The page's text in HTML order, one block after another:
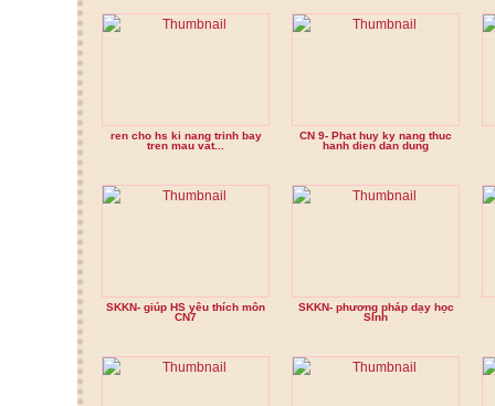
ren cho hs ki nang trinh bay
tren mau vat...
CN 9- Phat huy ky nang thuc
hanh dien dan dung
SKKN- giúp HS yêu thích môn
CN7
SKKN- phương pháp dạy học
SInh